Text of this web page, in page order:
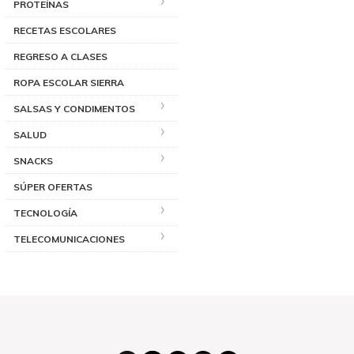
PROTEÍNAS
RECETAS ESCOLARES
REGRESO A CLASES
ROPA ESCOLAR SIERRA
SALSAS Y CONDIMENTOS
SALUD
SNACKS
SÚPER OFERTAS
TECNOLOGÍA
TELECOMUNICACIONES